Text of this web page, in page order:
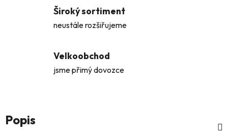
Široký sortiment
neustále rozšiřujeme
Velkoobchod
jsme přimý dovozce
Popis